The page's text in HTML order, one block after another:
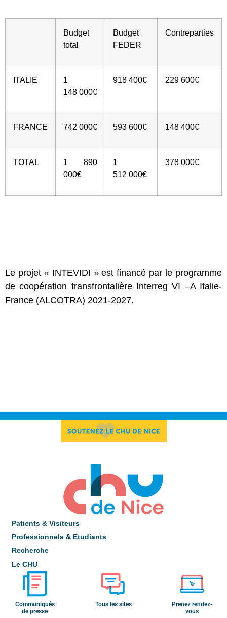
Budget
total
Budget
FEDER
Contreparties
ITALIE
1
148 000€
918 400€ 229 600€
FRANCE 742 000€ 593 600€ 148 400€
TOTAL
1 890
000€
1
512 000€
378 000€
Le projet « INTEVIDI » est financé par le programme
de coopération transfrontalière Interreg VI –A Italie-
France (ALCOTRA) 2021-2027.
Patients & Visiteurs
Professionnels & Etudiants
Recherche
Le CHU
Communiqués
de presse
Tous les sites
Prenez rendez-
vous